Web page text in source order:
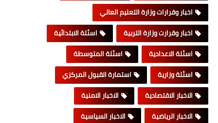
اخبار وقرارات وزارة التعليم العالي
اخبار وقرارت وزارة التربية
اسئلة الابتدائية
اسئلة الاعدادية
اسئلة المتوسطة
اسئلة وزارية
استمارة القبول المركزي
الاخبار الاقتصادية
الاخبار الامنية
الاخبار الرياضية
الاخبار السياسية